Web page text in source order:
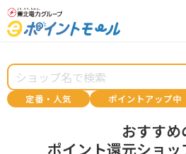
定番・人気 ポイントアップ中
おすすめ
ポイント還元ショ